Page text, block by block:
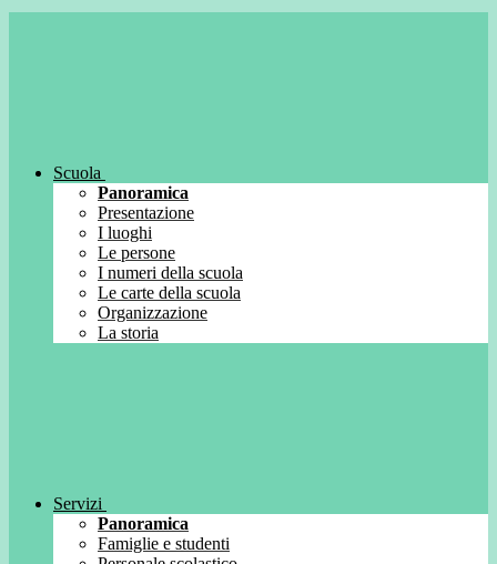
Scuola
Panoramica
Presentazione
I luoghi
Le persone
I numeri della scuola
Le carte della scuola
Organizzazione
La storia
Servizi
Panoramica
Famiglie e studenti